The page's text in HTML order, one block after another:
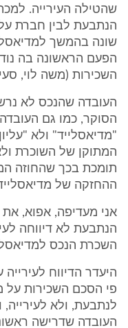
שהטילה העירייה.
הנתבעת לבין חברת
שונה בהמשך
הפעם הראשונה בה
השכירות (משה לוי, סעיף 17
העובדה שהנכס לא
הסוקר, כמו גם
"מדיאסלייד" ולא
המתוקן של השוכרת
תומכת בכך שהחוזה
ההחזקה של
אני מעדיפה, אפוא,
הנתבעת לא דיווחה
השכרת הנכס
היעדר הדיווח
פי הסכם השכירות על
לנתבעת, ולא
העובדה שדרישה